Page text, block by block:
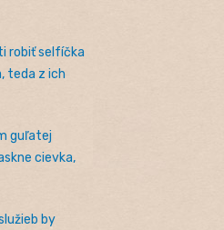
robiť selfíčka
teda z ich
guľatej
cievka,
by